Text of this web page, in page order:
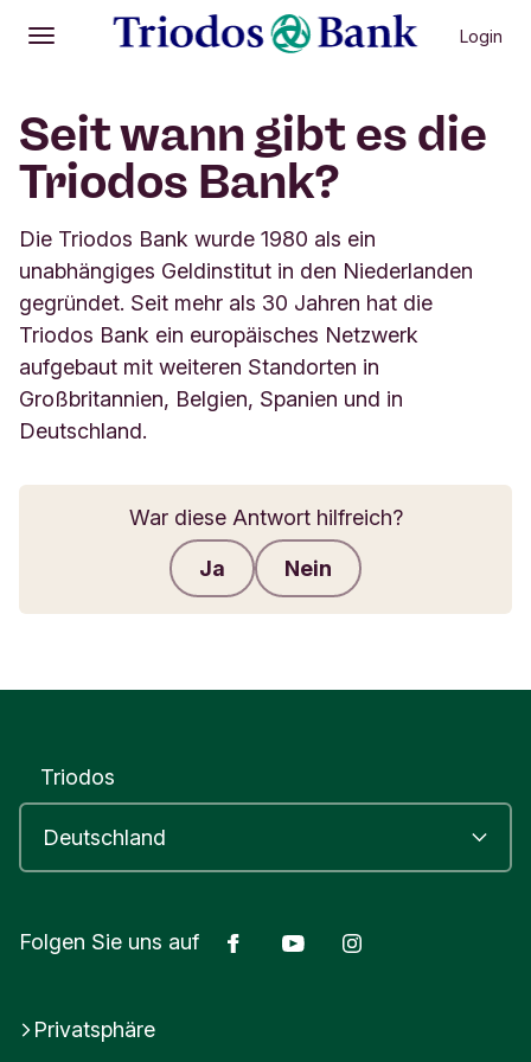
Öffnen
Hauptmenü Login
Seit wann gibt es die
Triodos Bank?
Die Triodos Bank wurde 1980 als ein
unabhängiges Geldinstitut in den Niederlanden
gegründet. Seit mehr als 30 Jahren hat die
Triodos Bank ein europäisches Netzwerk
aufgebaut mit weiteren Standorten in
Großbritannien, Belgien, Spanien und in
Deutschland.
War diese Antwort hilfreich?
Ja Nein
Triodos
Folgen Sie uns auf FacebookYoutube
Privatsphäre